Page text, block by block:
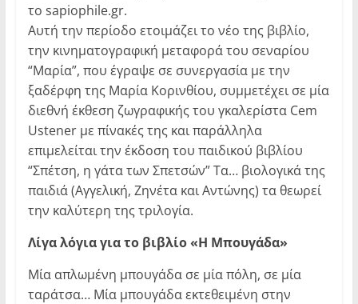
το sapiophile.gr.
Αυτή την περίοδο ετοιμάζει το νέο της βιβλίο,
την κινηματογραφική μεταφορά του σεναρίου
“Μαρία”, που έγραψε σε συνεργασία με την
ξαδέρφη της Μαρία Κορινθίου, συμμετέχει σε μία
διεθνή έκθεση ζωγραφικής του γκαλερίστα Cem
Ustenerμε πίνακές της και παράλληλα
επιμελείται την έκδοση του παιδικού βιβλίου
“Σπέτση, η γάτα των Σπετσών” Τα… βιολογικά της
παιδιά (Αγγελική, Ζηνέτα και Αντώνης) τα θεωρεί
την καλύτερη της τριλογία.
Λίγα λόγια για το βιβλίο «Η Μπουγάδα»
Mία απλωμένη μπουγάδα σε μία πόλη, σε μία
ταράτσα… Μία μπουγάδα εκτεθειμένη στην